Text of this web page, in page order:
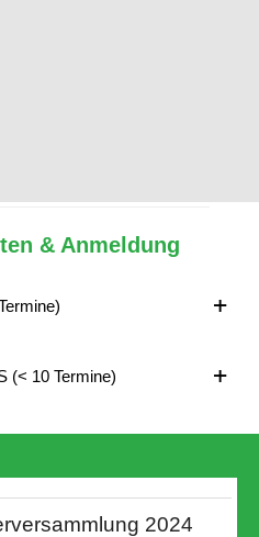
& Anmeldung
(< 10 Termine)
2024